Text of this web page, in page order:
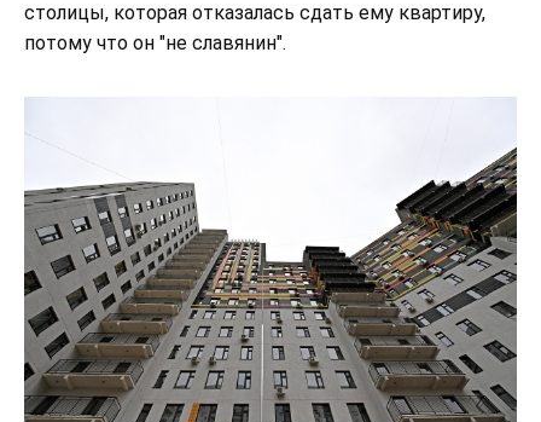
столицы, которая отказалась сдать ему квартиру,
потому что он "не славянин".